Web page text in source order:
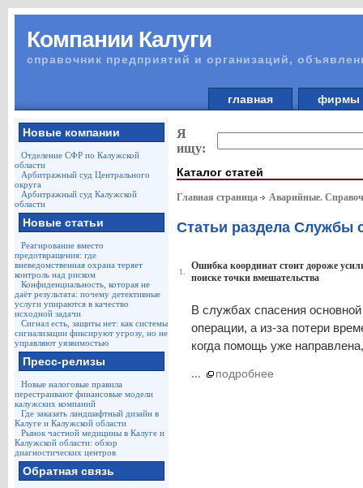
Компании Калуги
справочник предприятий и организаций,
главная
Новые компании
Отделение СФР по Калужской
области
Арбитражный суд Центрального
округа
Арбитражный суд Калужской
области
Новые статьи
Реагирование вместо
предотвращения: где
вневедомственная охрана теряет
контроль над риском
Конфиденциальность, которая не
даёт результата: почему детективные
услуги упираются в качество
исходной задачи
Сигнал есть, защиты нет: как системы
сигнализации фиксируют угрозу, но не
управляют уязвимостью
Пресс-релизы
Новые налоговые правила
перестраивают финансовые модели
калужских компаний
Где заказать ландшафтный дизайн в
Калуге и Калужской области
Рынок частной медицины в Калуге и
Калужской области: обзор
диагностических центров
Обратная связь
Я
ищу:
Каталог статей
Главная страница Аварийные.
Статьи раздела Службы
1.
Ошибка координат стоит дороже
поиске точки вмешательства
В службах спасения
операции, а из-за потери
когда помощь уже
... подробнее